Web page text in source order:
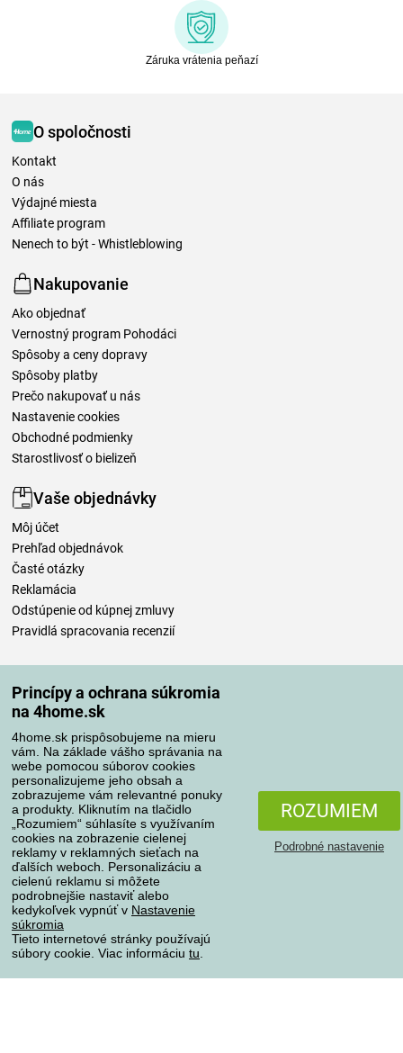
Princípy a ochrana súkromia
na 4home.sk
4home.sk prispôsobujeme na mieru
vám. Na základe vášho správania na
webe pomocou súborov cookies
personalizujeme jeho obsah a
zobrazujeme vám relevantné ponuky
a produkty. Kliknutím na tlačidlo
„Rozumiem“ súhlasíte s využívaním
cookies na zobrazenie cielenej
reklamy v reklamných sieťach na
ďalších weboch. Personalizáciu a
cielenú reklamu si môžete
podrobnejšie nastaviť alebo
kedykoľvek vypnúť v Nastavenie
súkromia
Tieto internetové stránky používajú
súbory cookie. Viac informáciu tu
ROZUMIEM
Podrobné nastavenie
Záruka vrátenia peňazí
O spoločnosti
Kontakt
O nás
Výdajné miesta
Affiliate program
Nenech to být - Whistleblowing
Nakupovanie
Ako objednať
Vernostný program Pohodáci
Spôsoby a ceny dopravy
Spôsoby platby
Prečo nakupovať u nás
Nastavenie cookies
Obchodné podmienky
Starostlivosť o bielizeň
Vaše objednávky
Môj účet
Prehľad objednávok
Časté otázky
Reklamácia
Odstúpenie od kúpnej zmluvy
Pravidlá spracovania recenzií
Spôsoby platby
Spoľahlivý obchod